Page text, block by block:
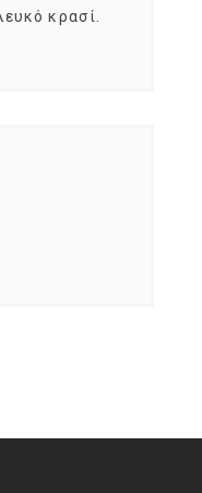
κρασί.